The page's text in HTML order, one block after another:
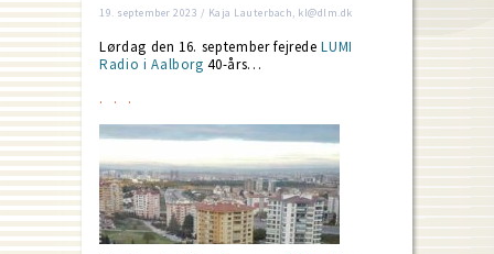
19. september 2023 / Kaja Lauterbach, kl@dlm.dk
Lørdag den 16. september fejredeLUMI
Radio i Aalborg 40-års…